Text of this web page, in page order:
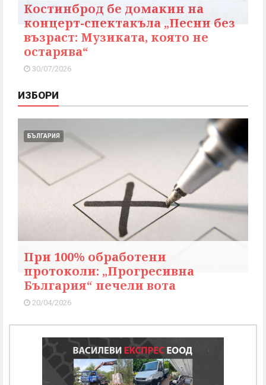
Костинброд бе домакин на
концерт-спектакъла „Песни без
възраст: Музиката, която не
остарява“
30/07/2026
ИЗБОРИ
БЪЛГАРИЯ
При 100% обработени
протоколи: „Прогресивна
България“ печели вота
20/04/2026